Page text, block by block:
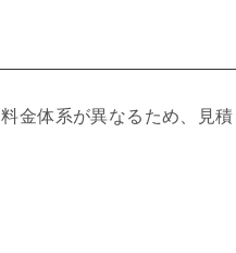
金体系が異なるため、見